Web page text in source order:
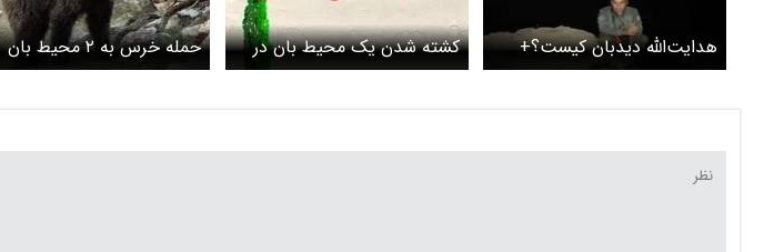
هدایت‌الله دیدبان‌ کیست؟+
عکس
کشته شدن یک محیط بان در
کهگیلویه و بویراحمد
حمله خرس به ۲ محیط بان
خراسانی